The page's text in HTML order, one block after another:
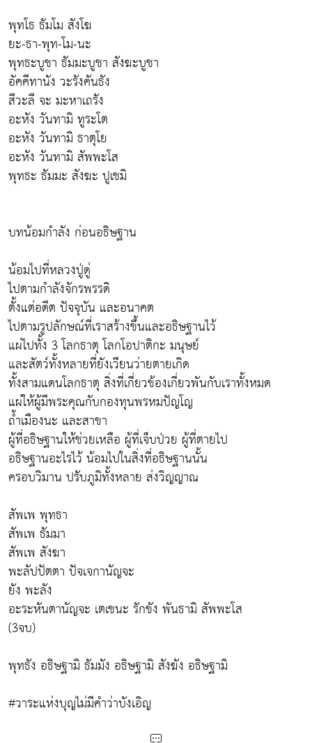
พุทโธ ธัมโม สังโฆ
ยะ-ธา-พุท-โม-นะ
พุทธะบูชา ธัมมะบูชา สังฆะบูชา
อัคคีทานัง วะรังคันธัง
สีวะลี จะ มะหาเถรัง
อะหัง วันทามิ ทูระโต
อะหัง วันทามิ ธาตุโย
อะหัง วันทามิ สัพพะโส
พุทธะ ธัมมะ สังฆะ ปูเชมิ
บทน้อมกำลัง ก่อนอธิษฐาน
น้อมไปที่หลวงปู่ดู่
ไปตามกำลังจักรพรรดิ
ตั้งแต่อดีต ปัจจุบัน และอนาคต
ไปตามรูปลักษณ์ที่เราสร้างขึ้นและอธิษฐานไว้
แผ่ไปทั้ง 3 โลกธาตุ โลกโอปาติกะ มนุษย์
และสัตว์ทั้งหลายที่ยังเวียนว่ายตายเกิด
ทั้งสามแดนโลกธาตุ สิ่งที่เกี่ยวข้องเกี่ยวพันกับเราทั้งหมด
แผ่ให้ผู้มีพระคุณกับกองทุนพรหมปัญโญ
ถ้ำเมืองนะ และสาขา
ผู้ที่อธิษฐานให้ช่วยเหลือ ผู้ที่เจ็บป่วย ผู้ที่ตายไป
อธิษฐานอะไรไว้ น้อมไปในสิ่งที่อธิษฐานนั้น
ครอบวิมาน ปรับภูมิทั้งหลาย ส่งวิญญาณ
สัพเพ พุทธา
สัพเพ ธัมมา
สัพเพ สังฆา
พะลัปปัตตา ปัจเจกานัญจะ
ยัง พะลัง
อะระหันตานัญจะ เตเชนะ รักขัง พันธามิ สัพพะโส
(3จบ)
พุทธัง อธิษฐามิ ธัมมัง อธิษฐามิ สังฆัง อธิษฐามิ
#วาระแห่งบุญไม่มีคำว่าบังเอิญ